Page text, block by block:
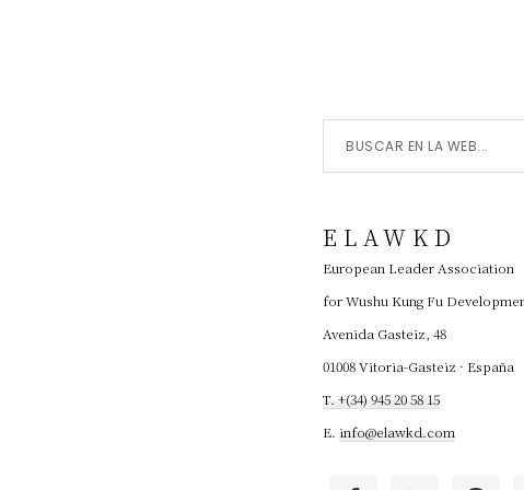
Buscar
en
Web...
ELAWKD
European Leader Association
for Wushu Kung Fu
Avenida Gasteiz, 48
01008 Vitoria-Gasteiz · España
T. +(34) 945 20 58 15
E. info@elawkd.com